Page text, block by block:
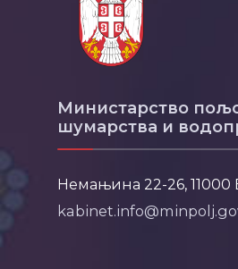
Министарство
шумарства и
Немањина 22-26, 11000